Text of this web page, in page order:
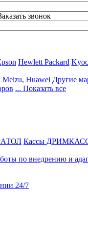
звонок
Hewlett Packard
Meizu, Huawei Другие
... Показать все
АТОЛ Кассы
по внедрению и
24/7